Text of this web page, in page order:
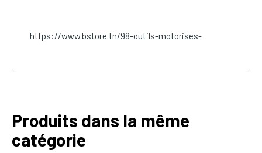
https://www.bstore.tn/98-outils-motorises-
Produits dans la même
catégorie